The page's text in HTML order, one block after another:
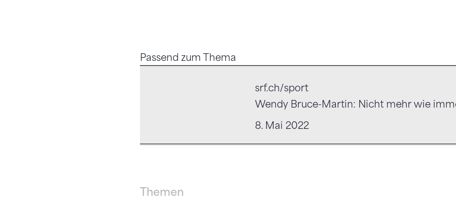
Passend zum Thema
srf.ch/sport
Wendy Bruce-Martin: Nicht mehr wie
8. Mai 2022
Themen